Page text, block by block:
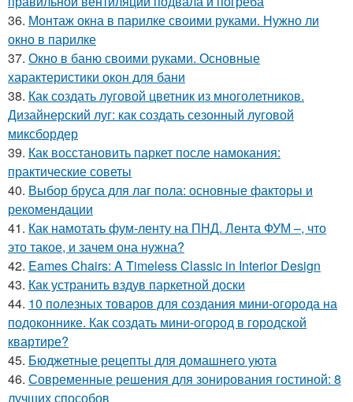
36. Монтаж окна в парилке своими руками. Нужно ли
окно в парилке
37. Окно в баню своими руками. Основные
характеристики окон для бани
38. Как создать луговой цветник из многолетников.
Дизайнерский луг: как создать сезонный луговой
миксбордер
39. Как восстановить паркет после намокания:
практические советы
40. Выбор бруса для лаг пола: основные факторы и
рекомендации
41. Как намотать фум-ленту на ПНД. Лента ФУМ –, что
это такое, и зачем она нужна?
42. Eames Chairs: A Timeless Classic in Interior Design
43. Как устранить вздув паркетной доски
44. 10 полезных товаров для создания мини-огорода на
подоконнике. Как создать мини-огород в городской
квартире?
45. Бюджетные рецепты для домашнего уюта
46. Современные решения для зонирования гостиной: 8
лучших способов